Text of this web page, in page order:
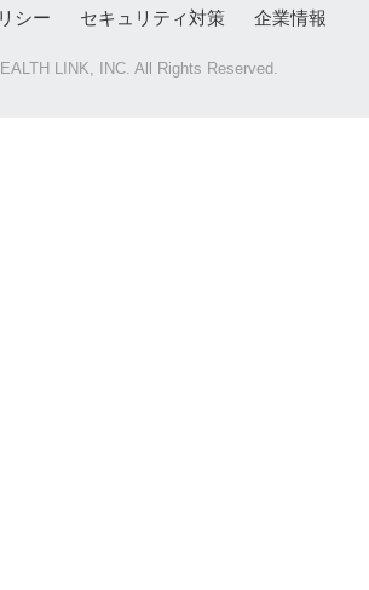
シー
セキュリティ対策 企業情報
LINK, INC. All Rights Reserved.